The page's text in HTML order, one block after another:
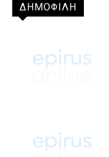
ΔΗΜΟΦΙΛΗ